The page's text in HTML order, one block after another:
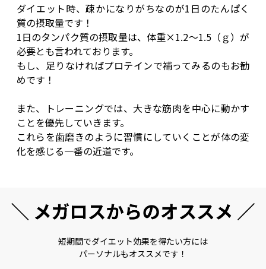
ダイエット時、疎かになりがちなのが1日のたんぱく
質の摂取量です！
1日のタンパク質の摂取量は、体重×1.2～1.5（ｇ）が
必要とも言われております。
もし、足りなければプロテインで補ってみるのもお勧
めです！
また、トレーニングでは、大きな筋肉を中心に動かす
ことを優先していきます。
これらを歯磨きのように習慣にしていくことが体の変
化を感じる一番の近道です。
短期間でダイエット効果を得たい方には
パーソナルもオススメです！